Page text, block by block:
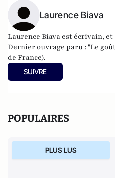
Laurence Biava
Laurence Biava est écrivain,
Dernier ouvrage paru : "Le
de France).
SUIVRE
POPULAIRES
PLUS LUS